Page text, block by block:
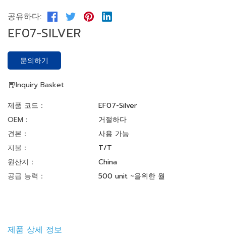
공유하다:
EF07-SILVER
문의하기
Inquiry Basket
제품 코드：
EF07-Silver
OEM：
거절하다
견본：
사용 가능
지불：
T/T
원산지：
China
공급 능력：
500 unit ~을위한 월
제품 상세 정보